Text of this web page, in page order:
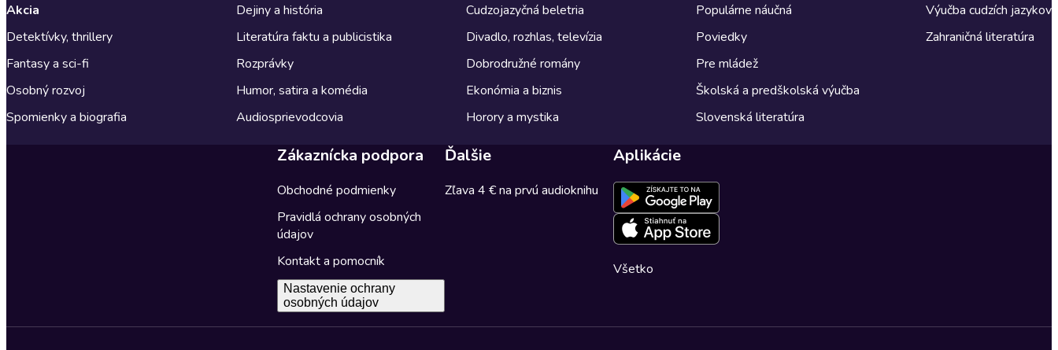
Akcia
Detektívky, thrillery
Fantasy a sci-fi
Osobný rozvoj
Spomienky a biografia
Dejiny a história
Literatúra faktu a publicistika
Rozprávky
Humor, satira a komédia
Audiosprievodcovia
Cudzojazyčná beletria
Divadlo, rozhlas, televízia
Dobrodružné romány
Ekonómia a biznis
Horory a mystika
Populárne náučná
Poviedky
Pre mládež
Školská a predškolská výučba
Slovenská literatúra
Výučba cudzích jazykov
Zahraničná literatúra
Zákaznícka podpora
Obchodné podmienky
Pravidlá ochrany osobných
údajov
Kontakt a pomocník
Nastavenie ochrany
osobných údajov
Ďalšie
Zľava 4 € na prvú audioknihu
Aplikácie
Všetko